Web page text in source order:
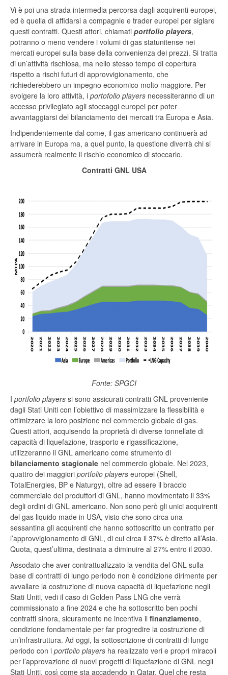
Vi è poi una strada intermedia percorsa dagli acquirenti europei,
ed è quella di affidarsi a compagnie e trader europei per siglare
questi contratti. Questi attori, chiamati portfolio players,
potranno o meno vendere i volumi di gas statunitense nei
mercati europei sulla base della convenienza dei prezzi. Si tratta
di un’attività rischiosa, ma nello stesso tempo di copertura
rispetto a rischi futuri di approvvigionamento, che
richiederebbero un impegno economico molto maggiore. Per
svolgere la loro attività, i portofolio players necessiteranno di un
accesso privilegiato agli stoccaggi europei per poter
avvantaggiarsi del bilanciamento dei mercati tra Europa e Asia.
Indipendentemente dal come, il gas americano continuerà ad
arrivare in Europa ma, a quel punto, la questione diverrà chi si
assumerà realmente il rischio economico di stoccarlo.
Contratti GNL USA
Fonte: SPGCI
I portfolio players si sono assicurati contratti GNL proveniente
dagli Stati Uniti con l’obiettivo di massimizzare la flessibilità e
ottimizzare la loro posizione nel commercio globale di gas.
Questi attori, acquisendo la proprietà di diverse tonnellate di
capacità di liquefazione, trasporto e rigassificazione,
utilizzeranno il GNL americano come strumento di
bilanciamento stagionale nel commercio globale. Nel 2023,
quattro dei maggiori portfolio players europei (Shell,
TotalEnergies, BP e Naturgy), oltre ad essere il braccio
commerciale dei produttori di GNL, hanno movimentato il 33%
degli ordini di GNL americano. Non sono però gli unici acquirenti
del gas liquido made in USA, visto che sono circa una
sessantina gli acquirenti che hanno sottoscritto un contratto per
l’approvvigionamento di GNL, di cui circa il 37% è diretto all’Asia.
Quota, quest’ultima, destinata a diminuire al 27% entro il 2030.
Assodato che aver contrattualizzato la vendita del GNL sulla
base di contratti di lungo periodo non è condizione dirimente per
avvallare la costruzione di nuova capacità di liquefazione negli
Stati Uniti, vedi il caso di Golden Pass LNG che verrà
commissionato a fine 2024 e che ha sottoscritto ben pochi
contratti sinora, sicuramente ne incentiva il finanziamento,
condizione fondamentale per far progredire la costruzione di
un’infrastruttura. Ad oggi, la sottoscrizione di contratti di lungo
periodo con i portfolio players ha realizzato veri e propri miracoli
per l’approvazione di nuovi progetti di liquefazione di GNL negli
Stati Uniti, così come sta accadendo in Qatar. Quel che resta